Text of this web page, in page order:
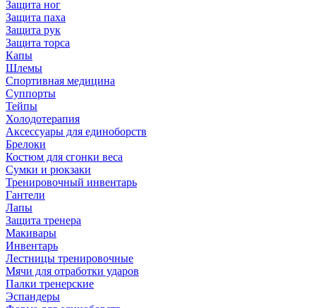
Защита ног
Защита паха
Защита рук
Защита торса
Капы
Шлемы
Спортивная медицина
Суппорты
Тейпы
Холодотерапия
Аксессуары для единоборств
Брелоки
Костюм для сгонки веса
Сумки и рюкзаки
Тренировочный инвентарь
Гантели
Лапы
Защита тренера
Макивары
Инвентарь
Лестницы тренировочные
Мячи для отработки ударов
Палки тренерские
Эспандеры